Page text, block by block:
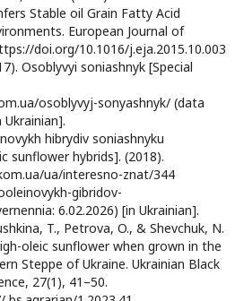
Stable oil Grain Fatty Acid
European Journal of
doi.org/10.1016/j.eja.2015.10.003
Osoblyvyi soniashnyk [Special
osoblyvyj-sonyashnyk/ (data
Ukrainian].
hibrydiv soniashnyku
sunflower hybrids]. (2018).
ua/interesno-znat/344
gibridov-
6.02.2026) [in Ukrainian].
T., Petrova, O., & Shevchuk, N.
oleic sunflower when grown in the
Steppe of Ukraine. Ukrainian Black
27(1), 41–50.